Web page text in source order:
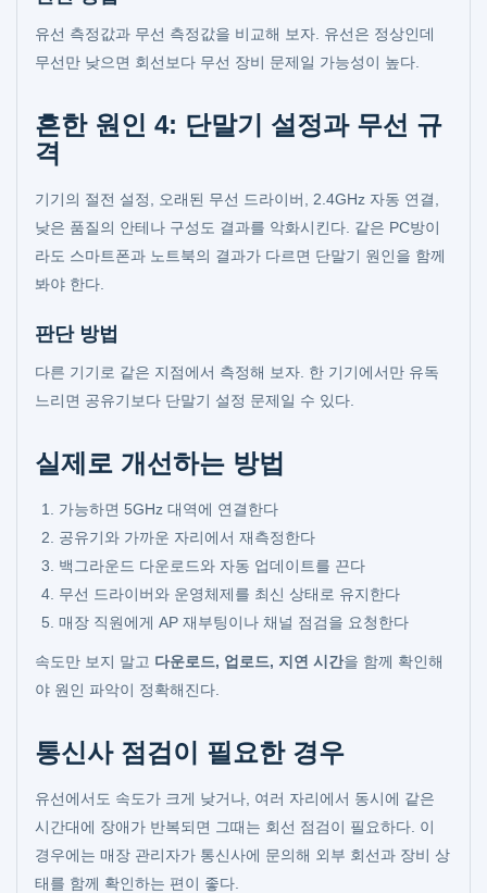
유선 측정값과 무선 측정값을 비교해 보자. 유선은 정상인데
무선만 낮으면 회선보다 무선 장비 문제일 가능성이 높다.
흔한 원인 4: 단말기 설정과 무선 규
격
기기의 절전 설정, 오래된 무선 드라이버, 2.4GHz 자동 연결,
낮은 품질의 안테나 구성도 결과를 악화시킨다. 같은 PC방이
라도 스마트폰과 노트북의 결과가 다르면 단말기 원인을 함께
봐야 한다.
판단 방법
다른 기기로 같은 지점에서 측정해 보자. 한 기기에서만 유독
느리면 공유기보다 단말기 설정 문제일 수 있다.
실제로 개선하는 방법
가능하면 5GHz 대역에 연결한다
공유기와 가까운 자리에서 재측정한다
백그라운드 다운로드와 자동 업데이트를 끈다
무선 드라이버와 운영체제를 최신 상태로 유지한다
매장 직원에게 AP 재부팅이나 채널 점검을 요청한다
속도만 보지 말고 다운로드, 업로드, 지연 시간을 함께 확인해
야 원인 파악이 정확해진다.
통신사 점검이 필요한 경우
유선에서도 속도가 크게 낮거나, 여러 자리에서 동시에 같은
시간대에 장애가 반복되면 그때는 회선 점검이 필요하다. 이
경우에는 매장 관리자가 통신사에 문의해 외부 회선과 장비 상
태를 함께 확인하는 편이 좋다.